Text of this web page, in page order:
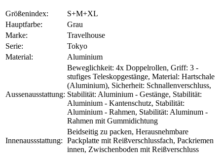
Größenindex:
S+M+XL
Hauptfarbe:
Grau
Marke:
Travelhouse
Serie:
Tokyo
Material:
Aluminium
Aussenausstattung:
Beweglichkeit: 4x Doppelrollen, Griff: 3 -
stufiges Teleskopgestänge, Material: Hartschale
(Aluminium), Sicherheit: Schnallenverschluss,
Stabilität: Aluminium - Gestänge, Stabilität:
Aluminium - Kantenschutz, Stabilität:
Aluminium - Rahmen, Stabilität: Aluminum -
Rahmen mit Gummidichtung
Innenaussstattung:
Beidseitig zu packen, Herausnehmbare
Packplatte mit Reißverschlussfach, Packriemen
innen, Zwischenboden mit Reißverschluss